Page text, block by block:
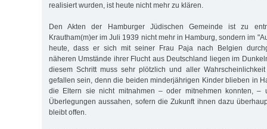
realisiert wurden, ist heute nicht mehr zu klären.
Den Akten der Hamburger Jüdischen Gemeinde ist zu
Krautham(m)er im Juli 1939 nicht mehr in Hamburg, sondern im
heute, dass er sich mit seiner Frau Paja nach Belgien
näheren Umstände ihrer Flucht aus Deutschland liegen im
diesem Schritt muss sehr plötzlich und aller
gefallen sein, denn die beiden minderjährigen Kinder blieben in
die Eltern sie nicht mitnahmen – oder mitnehmen konnten, –
Überlegungen aussahen, sofern die Zukunft ihnen dazu
bleibt offen.